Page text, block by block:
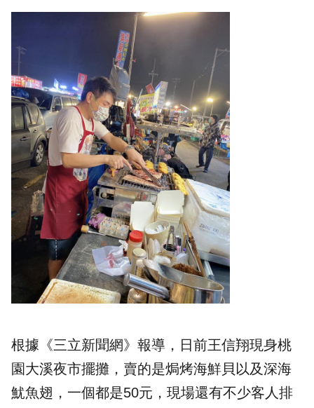
根據《三立新聞網》報導，日前王信翔現身桃
園大溪夜市擺攤，賣的是焗烤海鮮貝以及深海
魷魚翅，一個都是50元，現場還有不少客人排